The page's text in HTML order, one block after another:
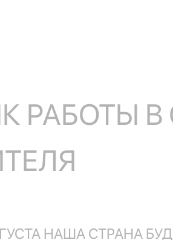
РАБОТЫ
НАША СТРАНА